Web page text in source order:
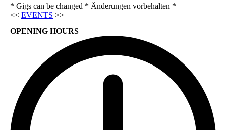
* Gigs can be changed * Änderungen vorbehalten *
<< EVENTS >>
OPENING HOURS